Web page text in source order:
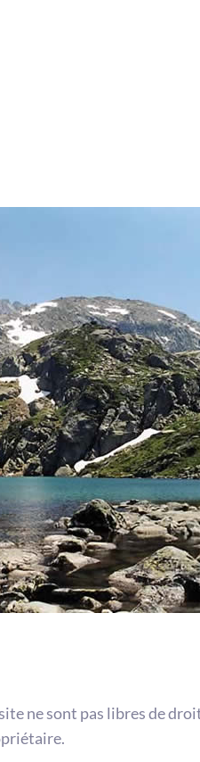
ne sont pas libres de